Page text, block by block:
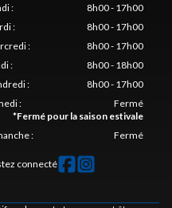
:
8h00 - 17h00
:
8h00 - 17h00
:
8h00 - 17h00
:
8h00 - 18h00
:
8h00 - 17h00
:
Fermé
*Fermé pour la saison estivale
: Fermé
connecté